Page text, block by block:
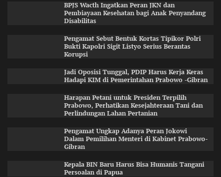
BPJS Wacth Ingatkan Peran JKN dan
Pembiayaan Kesehatan bagi Anak Penyandang
Disabilitas
Pengamat Sebut Bentuk Kortas Tipikor Polri
Bukti Kapolri Sigit Listyo Serius Berantas
Korupsi
Jadi Oposisi Tunggal, PDIP Harus Kerja Keras
Hadapi KIM di Pemerintahan Prabowo -Gibran
Harapan Petani untuk Presiden Terpilih
Prabowo, Perhatikan Kesejahteraan Tani dan
Perlindungan Lahan Pertanian
Pengamat Ungkap Adanya Peran Jokowi
Dalam Pemilihan Menteri di Kabinet Prabowo-
Gibran
Kepala BIN Baru Harus Bisa Humanis Tangani
Persoalan di Papua